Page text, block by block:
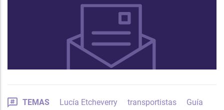
TEMAS Lucía Etcheverry transportistas Guía